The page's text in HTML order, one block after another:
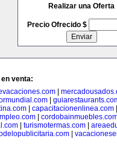
Realizar una Oferta
Precio Ofrecido $
venta:
|
|
| capacitacionenlinea.com
|
turismotermas.com